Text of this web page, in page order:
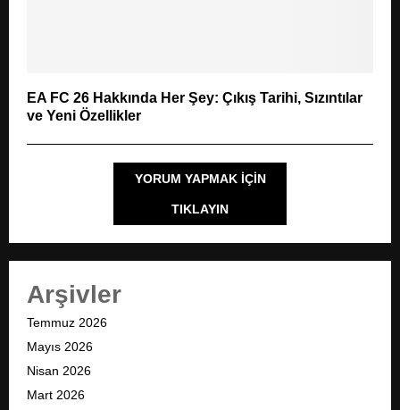
EA FC 26 Hakkında Her Şey: Çıkış Tarihi, Sızıntılar
ve Yeni Özellikler
YORUM YAPMAK IÇIN
TIKLAYIN
Arşivler
Temmuz 2026
Mayıs 2026
Nisan 2026
Mart 2026